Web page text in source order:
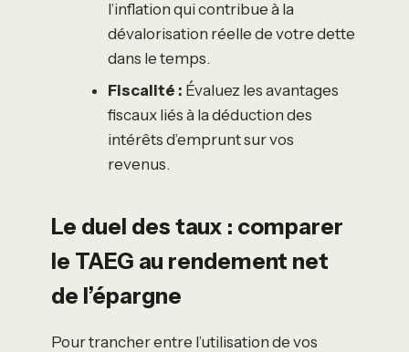
l’inflation qui contribue à la
dévalorisation réelle de votre dette
dans le temps.
Fiscalité : Évaluez les avantages
fiscaux liés à la déduction des
intérêts d’emprunt sur vos
revenus.
Le duel des taux : comparer
le TAEG au rendement net
de l’épargne
Pour trancher entre l’utilisation de vos